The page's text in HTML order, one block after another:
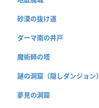
砂漠の抜け道
ダーマ南の井戸
魔術師の塔
謎の洞窟（隠しダンジョン）
夢見の洞窟